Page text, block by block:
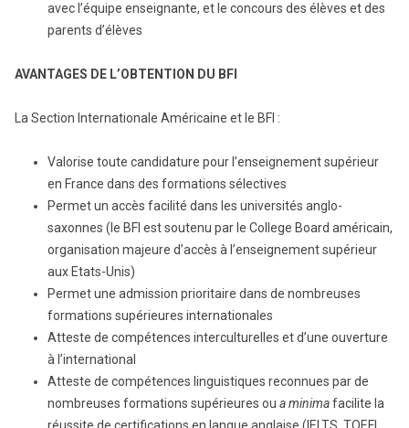
avec l’équipe enseignante, et le concours des élèves et des
parents d’élèves
AVANTAGES DE L’OBTENTION DU BFI
La Section Internationale Américaine et le BFI :
Valorise toute candidature pour l’enseignement supérieur
en France dans des formations sélectives
Permet un accès facilité dans les universités anglo-
saxonnes (le BFI est soutenu par le College Board américain,
organisation majeure d’accès à l’enseignement supérieur
aux Etats-Unis)
Permet une admission prioritaire dans de nombreuses
formations supérieures internationales
Atteste de compétences interculturelles et d’une ouverture
à l’international
Atteste de compétences linguistiques reconnues par de
nombreuses formations supérieures ou a minimafacilite la